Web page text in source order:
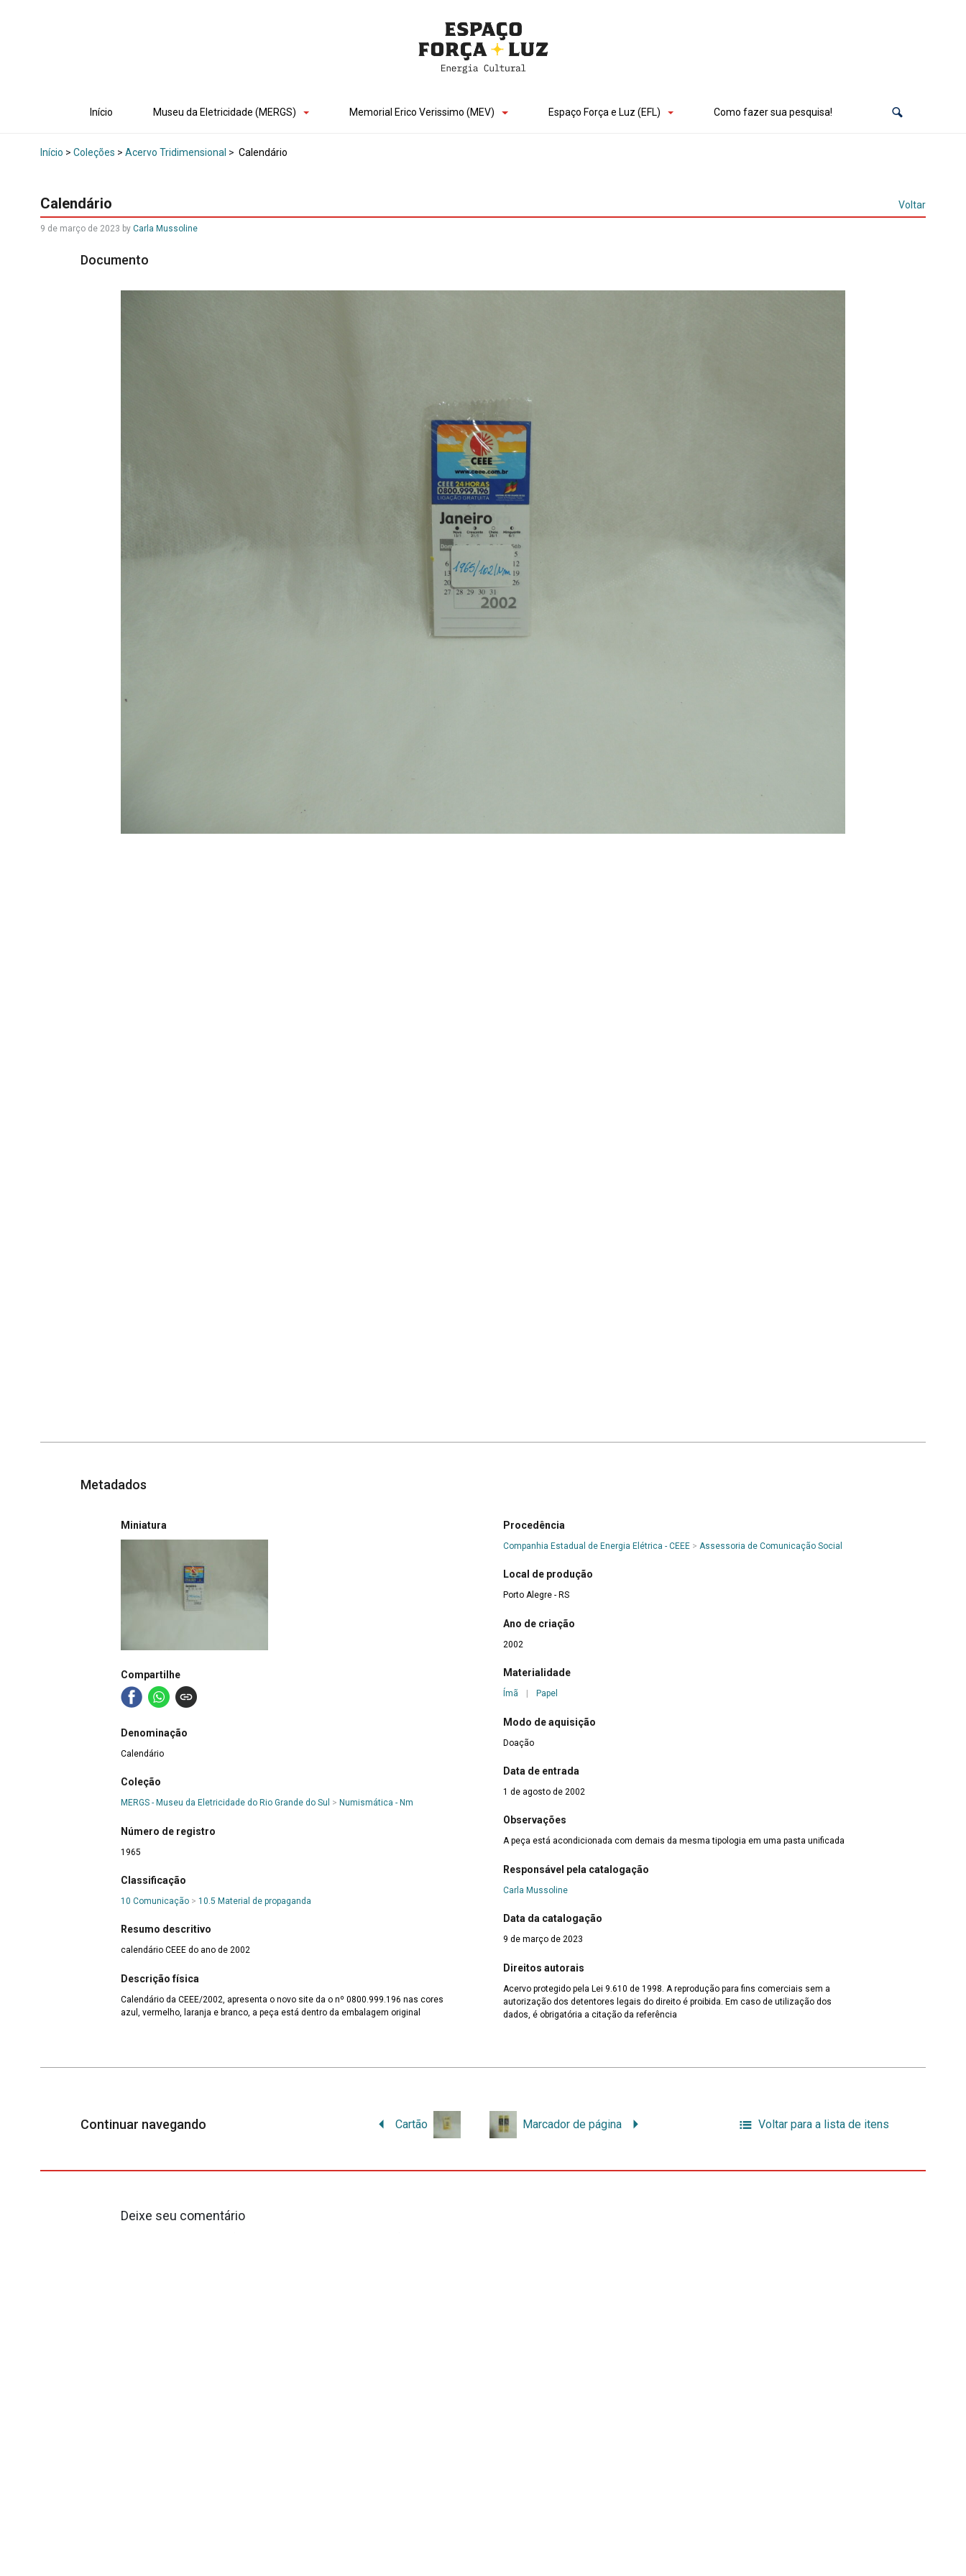
Início Museu da Eletricidade (MERGS) Memorial Erico Verissimo (MEV) Espaço Força e Luz (EFL) Como fazer sua pesquisa!
Início > Coleções > Acervo Tridimensional > Calendário
Calendário Voltar
9 de março de 2023 by Carla Mussoline
Documento
Metadados
Miniatura
Compartilhe
Denominação
Calendário
Coleção
MERGS - Museu da Eletricidade do Rio Grande do Sul > Numismática - Nm
Número de registro
1965
Classificação
10 Comunicação > 10.5 Material de propaganda
Resumo descritivo
calendário CEEE do ano de 2002
Descrição física
Calendário da CEEE/2002, apresenta o novo site da o nº 0800.999.196 nas cores
azul, vermelho, laranja e branco, a peça está dentro da embalagem original
Procedência
Companhia Estadual de Energia Elétrica - CEEE > Assessoria de Comunicação Social
Local de produção
Porto Alegre - RS
Ano de criação
2002
Materialidade
Ímã Papel
Modo de aquisição
Doação
Data de entrada
1 de agosto de 2002
Observações
A peça está acondicionada com demais da mesma tipologia em uma pasta unificada
Responsável pela catalogação
Carla Mussoline
Data da catalogação
9 de março de 2023
Direitos autorais
Acervo protegido pela Lei 9.610 de 1998. A reprodução para fins comerciais sem a
autorização dos detentores legais do direito é proibida. Em caso de utilização dos
dados, é obrigatória a citação da referência
Continuar navegando Cartão Marcador de página Voltar para a lista de itens
Deixe seu comentário